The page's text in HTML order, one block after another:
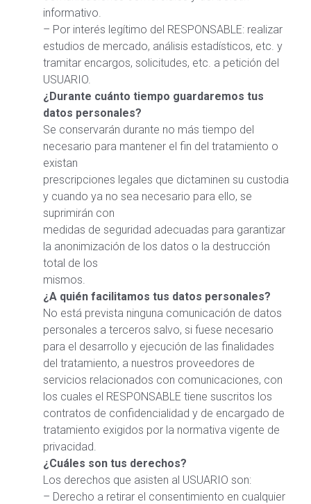
informativo.
– Por interés legítimo del RESPONSABLE: realizar
estudios de mercado, análisis estadísticos, etc. y
tramitar encargos, solicitudes, etc. a petición del
USUARIO.
¿Durante cuánto tiempo guardaremos tus
datos personales?
Se conservarán durante no más tiempo del
necesario para mantener el fin del tratamiento o
existan
prescripciones legales que dictaminen su custodia
y cuando ya no sea necesario para ello, se
suprimirán con
medidas de seguridad adecuadas para garantizar
la anonimización de los datos o la destrucción
total de los
mismos.
¿A quién facilitamos tus datos personales?
No está prevista ninguna comunicación de datos
personales a terceros salvo, si fuese necesario
para el desarrollo y ejecución de las finalidades
del tratamiento, a nuestros proveedores de
servicios relacionados con comunicaciones, con
los cuales el RESPONSABLE tiene suscritos los
contratos de confidencialidad y de encargado de
tratamiento exigidos por la normativa vigente de
privacidad.
¿Cuáles son tus derechos?
Los derechos que asisten al USUARIO son:
– Derecho a retirar el consentimiento en cualquier